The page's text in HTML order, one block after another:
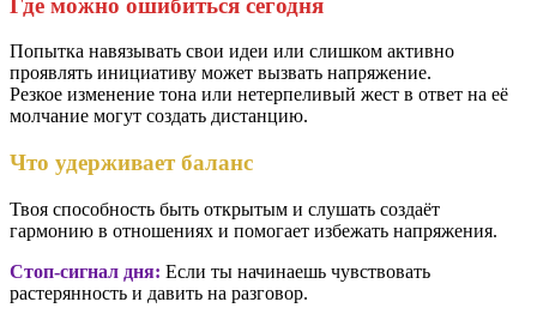
Попытка навязывать свои идеи или слишком активно
проявлять инициативу может вызвать напряжение.
Резкое изменение тона или нетерпеливый жест в ответ на её
молчание могут создать дистанцию.
Что удерживает баланс
Твоя способность быть открытым и слушать создаёт
гармонию в отношениях и помогает избежать напряжения.
Стоп-сигнал дня: Если ты начинаешь чувствовать
растерянность и давить на разговор.